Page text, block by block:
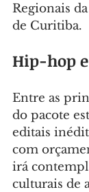
Regionais
de Curitiba.
Hip-hop
Entre as
do pacote
editais
com
irá
culturais de